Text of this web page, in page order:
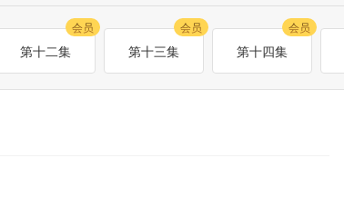
第十二集
会员
第十三集
会员
第十四集
会员